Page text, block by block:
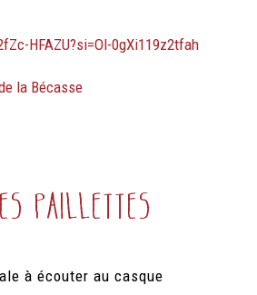
HFAZU?si=Ol-0gXi119z2tfah
la Bécasse
Paillettes
à écouter au casque